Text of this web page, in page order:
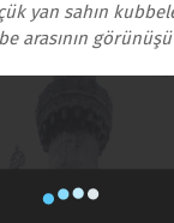
yan sahın
arasının görünüşü